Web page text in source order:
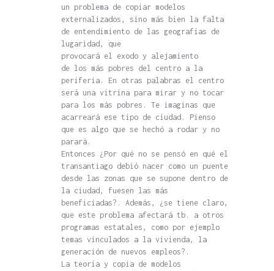
un problema de copiar modelos
externalizados, sino más bien la falta
de entendimiento de las geografías de
lugaridad, que
provocará el exodo y alejamiento
de los más pobres del centro a la
periferia. En otras palabras el centro
será una vitrina para mirar y no tocar
para los más pobres. Te imaginas que
acarreará ese tipo de ciudad. Pienso
que es algo que se hechó a rodar y no
parará.
Entonces ¿Por qué no se pensó en qué el
transantiago debió nacer como un puente
desde las zonas que se supone dentro de
la ciudad, fuesen las más
beneficiadas?. Además, ¿se tiene claro,
que este problema afectará tb. a otros
programas estatales, como por ejemplo
temas vinculados a la vivienda, la
generación de nuevos empleos?.
La teoría y copia de modelos